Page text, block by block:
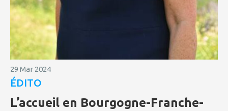
29 Mar 2024
ÉDITO
L’accueil en Bourgogne-Franche-